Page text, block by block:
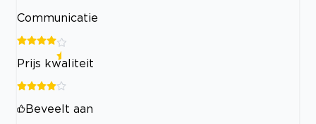
Communicatie
Prijs kwaliteit
Beveelt aan